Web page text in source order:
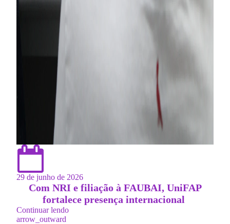
29 de junho de 2026
Com NRI e filiação à FAUBAI, UniFAP
fortalece presença internacional
Continuar lendo
arrow_outward